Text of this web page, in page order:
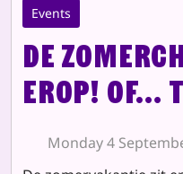
Events
De
erop! Of…
Monday 4